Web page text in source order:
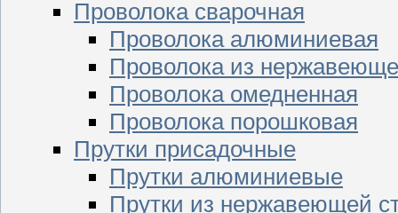
Проволока сварочная
Проволока алюминиевая
Проволока из
Проволока омедненная
Проволока порошковая
Прутки присадочные
Прутки алюминиевые
Прутки из нержавеющей